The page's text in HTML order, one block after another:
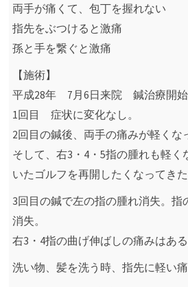
両手が痛くて、包丁を握れない
指先をぶつけると激痛
孫と手を繋ぐと激痛
【施術】
平成28年 7月6日来院 鍼治療開始
1回目 症状に変化なし。
2回目の鍼後、両手の痛みが軽くな
そして、右3・4・5指の腫れも軽く
いたゴルフを再開したくなってきた
3回目の鍼で左の指の腫れ消失。指
消失。
右3・4指の曲げ伸ばしの痛みはあ
洗い物、髪を洗う時、指先に軽い